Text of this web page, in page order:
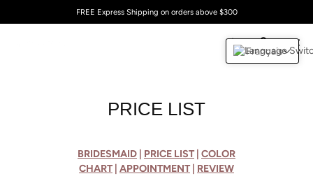
FREE Express Shipping on orders above $300
0
PRICE LIST
BRIDESMAID | PRICE LIST| COLOR
CHART| APPOINTMENT| REVIEW
Français